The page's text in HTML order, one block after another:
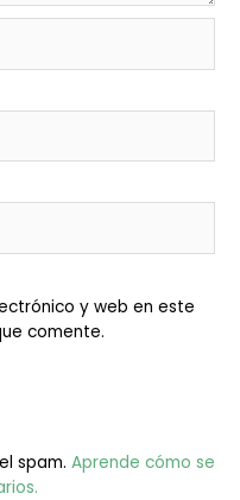
y web en este
comente.
spam.Aprende cómo se